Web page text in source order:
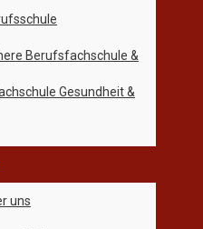
Berufsfachschule &
Gesundheit &
uns